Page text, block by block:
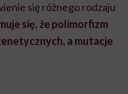
się różnego rodzaju
się, że polimorfizm
a mutacje